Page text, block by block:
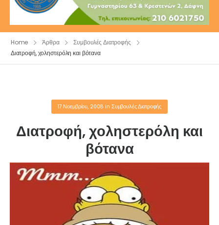
Home Άρθρα
Συμβουλές Διατροφής
Διατροφή, χοληστερόλη και βότανα
17 Νοεμβρίου, 2008 in Συμβουλές Διατροφής
Διατροφή, χοληστερόλη και
βότανα